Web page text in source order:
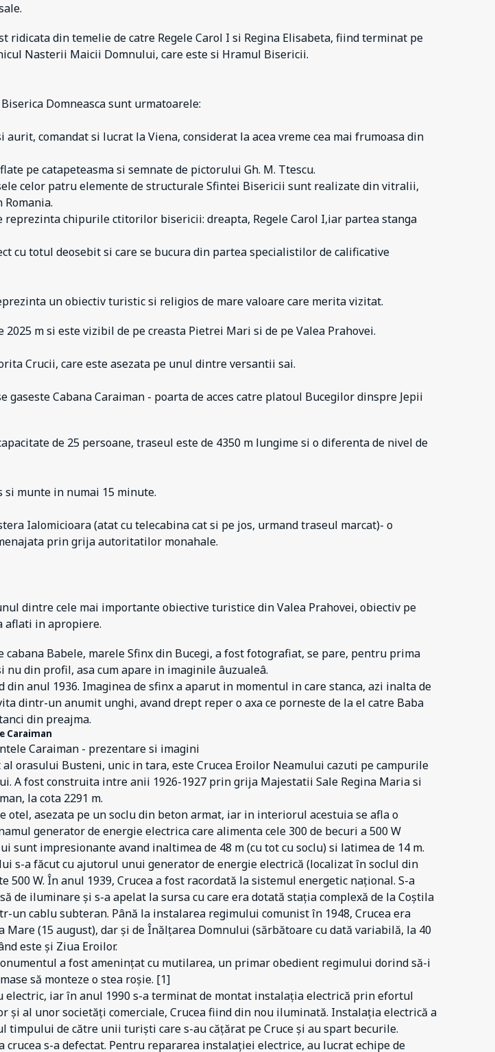
ridicata din temelie de catre Regele Carol I si Regina Elisabeta, fiind terminat pe
Nasterii Maicii Domnului, care este si Hramul Bisericii.
Domneasca sunt urmatoarele:
comandat si lucrat la Viena, considerat la acea vreme cea mai frumoasa din
pe catapeteasma si semnate de pictorului Gh. M. Ttescu.
celor patru elemente de structurale Sfintei Bisericii sunt realizate din vitralii,
reprezinta chipurile ctitorilor bisericii: dreapta, Regele Carol I,iar partea stanga
cu totul deosebit si care se bucura din partea specialistilor de calificative
un obiectiv turistic si religios de mare valoare care merita vizitat.
m si este vizibil de pe creasta Pietrei Mari si de pe Valea Prahovei.
Crucii, care este asezata pe unul dintre versantii sai.
gaseste Cabana Caraiman - poarta de acces catre platoul Bucegilor dinspre Jepii
de 25 persoane, traseul este de 4350 m lungime si o diferenta de nivel de
munte in numai 15 minute.
Ialomicioara (atat cu telecabina cat si pe jos, urmand traseul marcat)- o
prin grija autoritatilor monahale.
dintre cele mai importante obiective turistice din Valea Prahovei, obiectiv pe
aflati in apropiere.
cabana Babele, marele Sfinx din Bucegi, a fost fotografiat, se pare, pentru prima
nu din profil, asa cum apare in imaginile âuzualeâ.
anul 1936. Imaginea de sfinx a aparut in momentul in care stanca, azi inalta de
dintr-un anumit unghi, avand drept reper o axa ce porneste de la el catre Baba
din preajma.
Caraiman
Caraiman - prezentare si imagini
orasului Busteni, unic in tara, este Crucea Eroilor Neamului cazuti pe campurile
A fost construita intre anii 1926-1927 prin grija Majestatii Sale Regina Maria si
la cota 2291 m.
otel, asezata pe un soclu din beton armat, iar in interiorul acestuia se afla o
generator de energie electrica care alimenta cele 300 de becuri a 500 W
sunt impresionante avand inaltimea de 48 m (cu tot cu soclu) si latimea de 14 m.
s-a făcut cu ajutorul unui generator de energie electrică (localizat în soclul din
500 W. În anul 1939, Crucea a fost racordată la sistemul energetic național. S-a
de iluminare și s-a apelat la sursa cu care era dotată stația complexă de la Coștila
un cablu subteran. Până la instalarea regimului comunist în 1948, Crucea era
(15 august), dar și de Înălțarea Domnului (sărbătoare cu dată variabilă, la 40
este și Ziua Eroilor.
a fost amenințat cu mutilarea, un primar obedient regimului dorind să-i
să monteze o stea roșie. [1]
electric, iar în anul 1990 s-a terminat de montat instalația electrică prin efortul
și al unor societăți comerciale, Crucea fiind din nou iluminată. Instalația electrică a
timpului de către unii turiști care s-au cățărat pe Cruce și au spart becurile.
s-a defectat. Pentru repararea instalației electrice, au lucrat echipe de